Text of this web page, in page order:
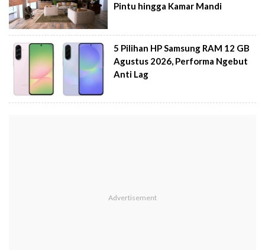
Pintu hingga Kamar Mandi
5 Pilihan HP Samsung RAM 12 GB
Agustus 2026, Performa Ngebut
Anti Lag